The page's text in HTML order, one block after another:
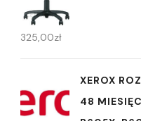
325,00zł
XEROX
48